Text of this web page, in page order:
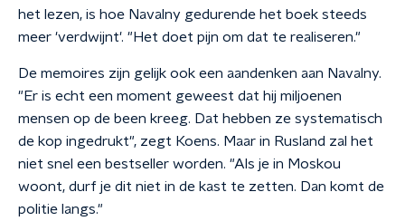
het lezen, is hoe Navalny gedurende het boek steeds
meer 'verdwijnt'. "Het doet pijn om dat te realiseren."
De memoires zijn gelijk ook een aandenken aan Navalny.
"Er is echt een moment geweest dat hij miljoenen
mensen op de been kreeg. Dat hebben ze systematisch
de kop ingedrukt", zegt Koens. Maar in Rusland zal het
niet snel een bestseller worden. "Als je in Moskou
woont, durf je dit niet in de kast te zetten. Dan komt de
politie langs."